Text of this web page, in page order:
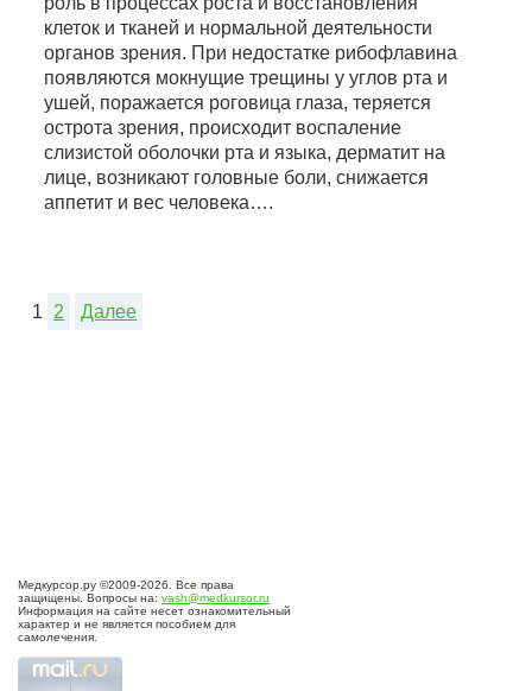
клеток и тканей и нормальной деятельности
органов зрения. При недостатке рибофлавина
появляются мокнущие трещины у углов рта и
ушей, поражается роговица глаза, теряется
острота зрения, происходит воспаление
слизистой оболочки рта и языка, дерматит на
лице, возникают головные боли, снижается
аппетит и вес человека….
1 2 Далее
Медкурсор.ру ©2009-2026. Все права
защищены. Вопросы на: vash@medkursor.ru
Информация на сайте несет ознакомительный
характер и не является пособием для
самолечения.